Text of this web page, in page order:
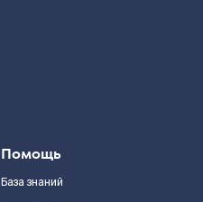
Помощь
База знаний